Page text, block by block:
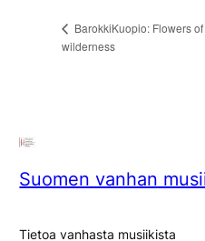
BarokkiKuopio: Flowers of
wilderness
Suomen vanhan
Tietoa vanhasta musiikista